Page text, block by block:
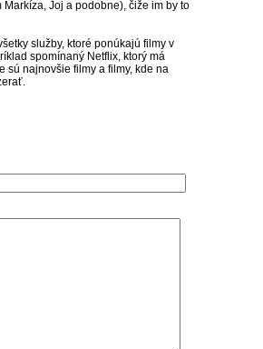
Joj a podobne), čiže im by to
služby, ktoré ponúkajú filmy v
spomínaný Netflix, ktorý má
sú najnovšie filmy a filmy, kde na